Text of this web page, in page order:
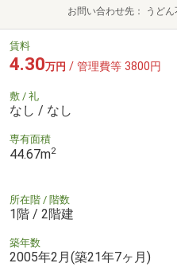
お問い合わせ先 うど
賃料
4.30万円 / 管理費等 3800円
敷 / 礼
なし / なし
専有面積
44.67m2
所在階 / 階数
1階 / 2階建
築年数
2005年2月(築21年7ヶ月)